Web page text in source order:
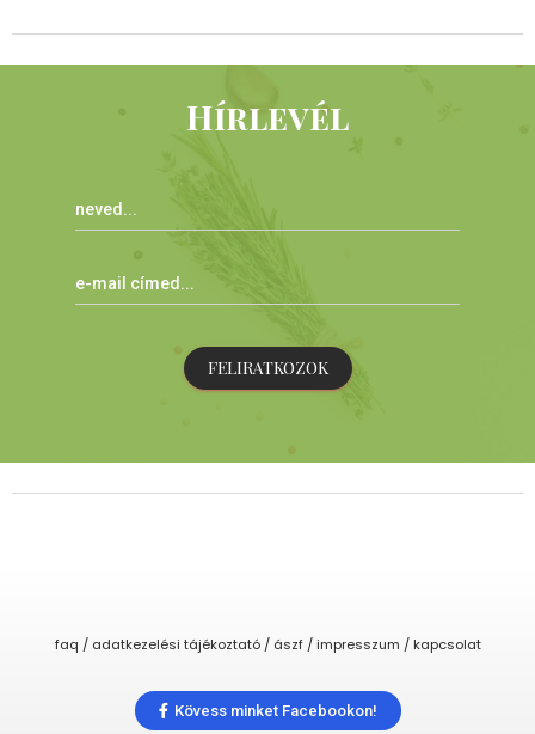
Hírlevél
FELIRATKOZOK
faq / adatkezelési tájékoztató / ászf / impresszum / kapcsolat
Kövess minket Facebookon!